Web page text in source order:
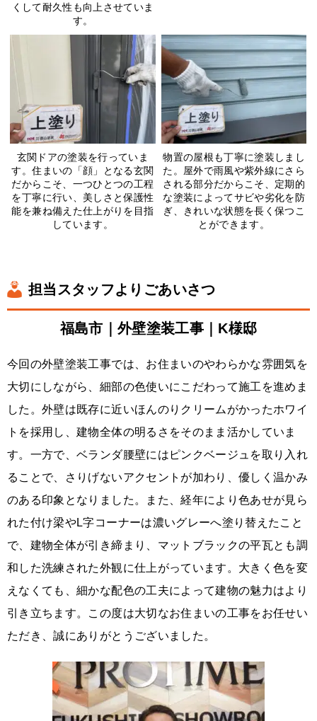
くして耐久性も向上させていま
す。
玄関ドアの塗装を行っていま
す。住まいの「顔」となる玄関
だからこそ、一つひとつの工程
を丁寧に行い、美しさと保護性
能を兼ね備えた仕上がりを目指
しています。
物置の屋根も丁寧に塗装しまし
た。屋外で雨風や紫外線にさら
される部分だからこそ、定期的
な塗装によってサビや劣化を防
ぎ、きれいな状態を長く保つこ
とができます。
担当スタッフよりごあいさつ
福島市｜外壁塗装工事｜K様邸
今回の外壁塗装工事では、お住まいのやわらかな雰囲気を
大切にしながら、細部の色使いにこだわって施工を進めま
した。外壁は既存に近いほんのりクリームがかったホワイ
トを採用し、建物全体の明るさをそのまま活かしていま
す。一方で、ベランダ腰壁にはピンクベージュを取り入れ
ることで、さりげないアクセントが加わり、優しく温かみ
のある印象となりました。また、経年により色あせが見ら
れた付け梁やL字コーナーは濃いグレーへ塗り替えたこと
で、建物全体が引き締まり、マットブラックの平瓦とも調
和した洗練された外観に仕上がっています。大きく色を変
えなくても、細かな配色の工夫によって建物の魅力はより
引き立ちます。この度は大切なお住まいの工事をお任せい
ただき、誠にありがとうございました。